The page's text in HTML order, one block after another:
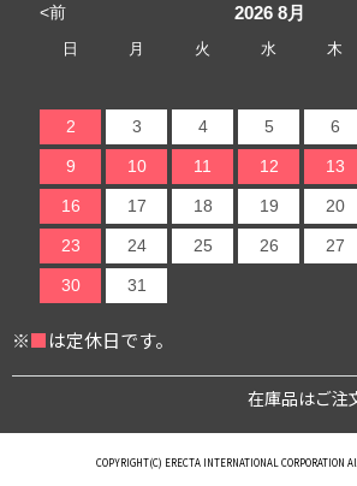
<前 2026 8月
日 月 火 水 木
2 3 4 5 6
9 10 11 12 13
16 17 18 19 20
23 24 25 26 27
30 31
※■は定休日です。
在庫品はご注
COPYRIGHT(C) ERECTA INTERNATIONAL